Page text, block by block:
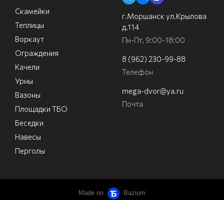
Скамейки
Теплицы
Воркаут
Ограждения
Качели
Урны
Вазоны
Площадки ТБО
Беседки
Навесы
Перголы
г.Моршанск ул.Крылова
д.114
Пн-Пт, 9:00-18:00
8 (962) 230-99-88
Телефон
mega-dvor@ya.ru
Почта
Made on Bazium